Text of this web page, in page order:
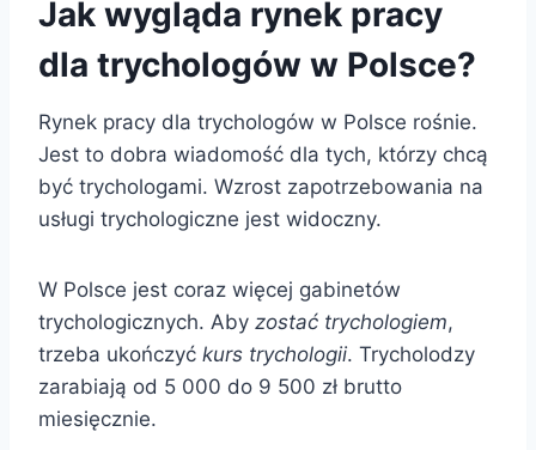
Jak wygląda rynek pracy
dla trychologów w Polsce?
Rynek pracy dla trychologów w Polsce rośnie.
Jest to dobra wiadomość dla tych, którzy chcą
być trychologami. Wzrost zapotrzebowania na
usługi trychologiczne jest widoczny.
W Polsce jest coraz więcej gabinetów
trychologicznych. Aby zostać trychologiem,
trzeba ukończyć kurs trychologii. Trycholodzy
zarabiają od 5 000 do 9 500 zł brutto
miesięcznie.